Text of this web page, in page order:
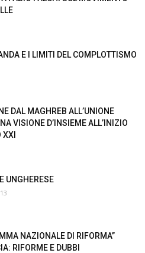
E I LIMITI DEL COMPLOTTISMO
DAL MAGHREB ALL’UNIONE
VISIONE D’INSIEME ALL’INIZIO
XXI
UNGHERESE
NAZIONALE DI RIFORMA”
RIFORME E DUBBI